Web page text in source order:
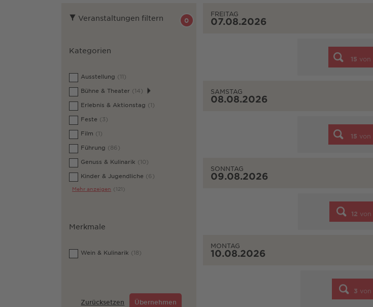
Veranstaltungen filtern 0
Kategorien
Ausstellung (11)
Bühne & Theater (14)
Erlebnis & Aktionstag (1)
Feste (3)
Film (1)
Führung (86)
Genuss & Kulinarik (10)
Kinder & Jugendliche (6)
Mehr anzeigen (121)
Merkmale
Wein & Kulinarik (18)
Zurücksetzen Übernehmen
FREITAG
07.08.2026
15 von
SAMSTAG
08.08.2026
15 von
SONNTAG
09.08.2026
12 von
MONTAG
10.08.2026
3 von